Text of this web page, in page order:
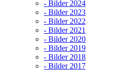
- Bilder 2024
- Bilder 2023
- Bilder 2022
- Bilder 2021
- Bilder 2020
- Bilder 2019
- Bilder 2018
- Bilder 2017